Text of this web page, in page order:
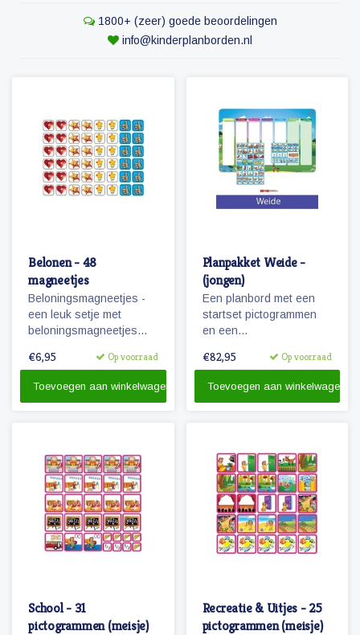
1800+ (zeer) goede beoordelingen
info@kinderplanborden.nl
Belonen - 48
magneetjes
Beloningsmagneetjes -
een leuk setje met
beloningsmagneetjes
jongens als meisjes.
€6,95 Op voorraad
Toevoegen aan winkelwagen
Planpakket Weide -
(jongen)
Een planbord met een
startset pictogrammen
en een
€82,95 Op voorraad
Toevoegen aan winkelwagen
School - 31
pictogrammen (meisje)
Recreatie & Uitjes - 25
pictogrammen (meisje)